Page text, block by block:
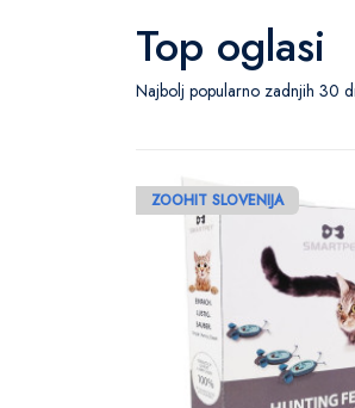
Top oglasi
Najbolj popularno zadnjih 30
ZOOHIT SLOVENIJA